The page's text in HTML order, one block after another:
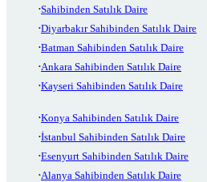
Sahibinden Satılık Daire
Diyarbakır Sahibinden Satılık Daire
Batman Sahibinden Satılık Daire
Ankara Sahibinden Satılık Daire
Kayseri Sahibinden Satılık Daire
Konya Sahibinden Satılık Daire
İstanbul Sahibinden Satılık Daire
Esenyurt Sahibinden Satılık Daire
Alanya Sahibinden Satılık Daire